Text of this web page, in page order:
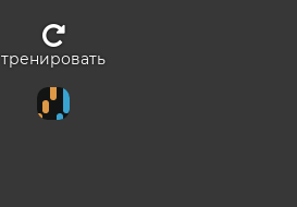
тренировать